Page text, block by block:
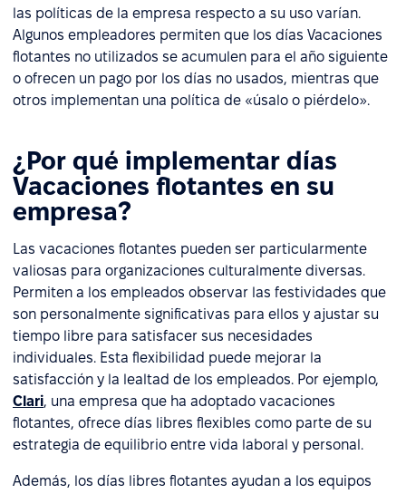
las políticas de la empresa respecto a su uso varían.
Algunos empleadores permiten que los días Vacaciones
flotantes no utilizados se acumulen para el año siguiente
o ofrecen un pago por los días no usados, mientras que
otros implementan una política de «úsalo o piérdelo».
¿Por qué implementar días
Vacaciones flotantes en su
empresa?
Las vacaciones flotantes pueden ser particularmente
valiosas para organizaciones culturalmente diversas.
Permiten a los empleados observar las festividades que
son personalmente significativas para ellos y ajustar su
tiempo libre para satisfacer sus necesidades
individuales. Esta flexibilidad puede mejorar la
satisfacción y la lealtad de los empleados. Por ejemplo,
Clari, una empresa que ha adoptado vacaciones
flotantes, ofrece días libres flexibles como parte de su
estrategia de equilibrio entre vida laboral y personal.
Además, los días libres flotantes ayudan a los equipos